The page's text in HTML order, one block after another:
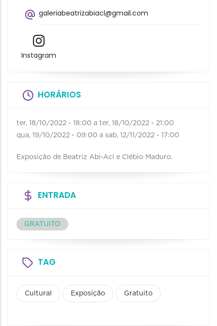
galeriabeatrizabiacl@gmail.com
Instagram
HORÁRIOS
ter, 18/10/2022 - 18:00 a ter, 18/10/2022 - 21:00
qua, 19/10/2022 - 09:00 a sab, 12/11/2022 - 17:00
Exposição de Beatriz Abi-Acl e Clébio Maduro.
ENTRADA
GRATUITO
TAG
Cultural Exposição Gratuito